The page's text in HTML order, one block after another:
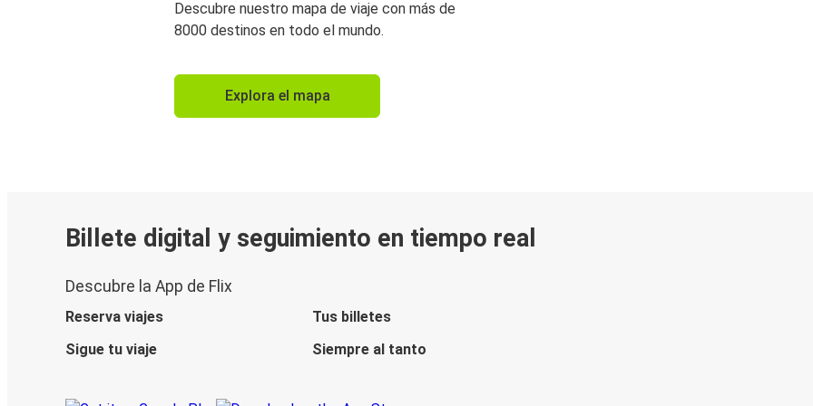
Descubre nuestro mapa de viaje con más de
8000 destinos en todo el mundo.
Explora el mapa
Billete digital y seguimiento en tiempo real
Descubre la App de Flix
Reserva viajes
Tus billetes
Sigue tu viaje
Siempre al tanto